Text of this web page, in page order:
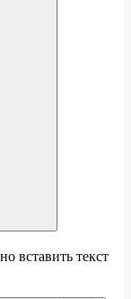
вставить текст